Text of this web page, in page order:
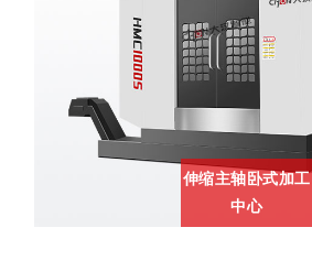
伸缩主轴卧式加工
中心